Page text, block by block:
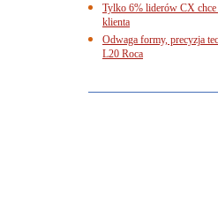
Tylko 6% liderów CX chce
klienta
Odwaga formy, precyzja
L20 Roca